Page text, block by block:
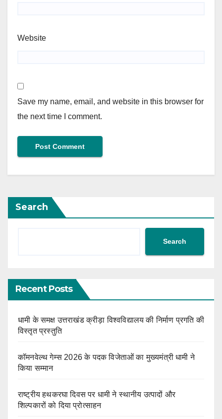
Website
Save my name, email, and website in this browser for
the next time I comment.
Search
Search
Recent Posts
धामी के समक्ष उत्तराखंड क्रीड़ा विश्वविद्यालय की निर्माण प्रगति की
विस्तृत प्रस्तुति
कॉमनवेल्थ गेम्स 2026 के पदक विजेताओं का मुख्यमंत्री धामी ने
किया सम्मान
राष्ट्रीय हथकरघा दिवस पर धामी ने स्थानीय उत्पादों और
शिल्पकारों को दिया प्रोत्साहन